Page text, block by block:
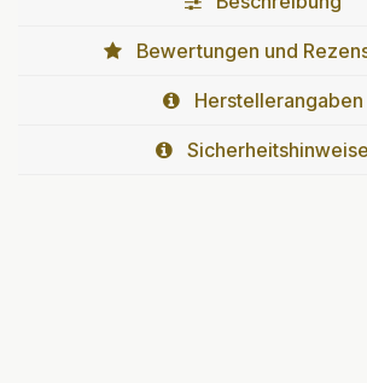
Bewertungen und
Herstellerangaben
Sicherheitshinweise